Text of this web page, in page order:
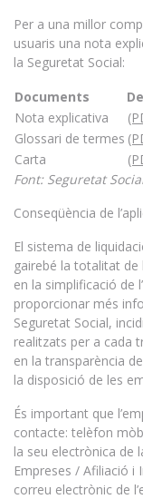
Per a una millor
usuaris una nota
la Seguretat Social:
Documents
Nota explicativa
Glossari de termes
Carta
Font: Seguretat
Conseqüència de
El sistema de
gairebé la totalitat
en la simplificació de
proporcionar més
Seguretat Social,
realitzats per a cada
en la transparència
la disposició de les
És important que
contacte: telèfon
la seu electrònica de
Empreses / Afiliació i
correu electrònic de